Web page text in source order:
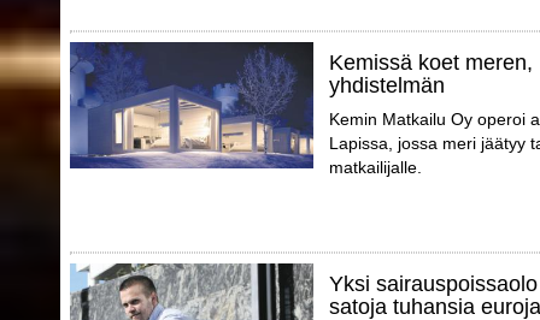
Kemissä koet
yhdistelmän
Kemin Matkailu Oy operoi
Lapissa, jossa meri jäätyy
matkailijalle.
Yksi
satoja tuhansia euroja